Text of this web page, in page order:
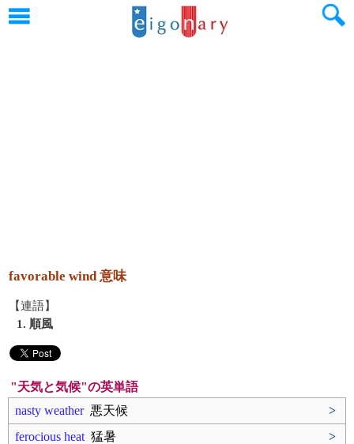
favorable wind 意味
【連語】
1. 順風
"天気と気候"の英単語
nasty weather悪天候
>
ferocious heat 猛暑
>